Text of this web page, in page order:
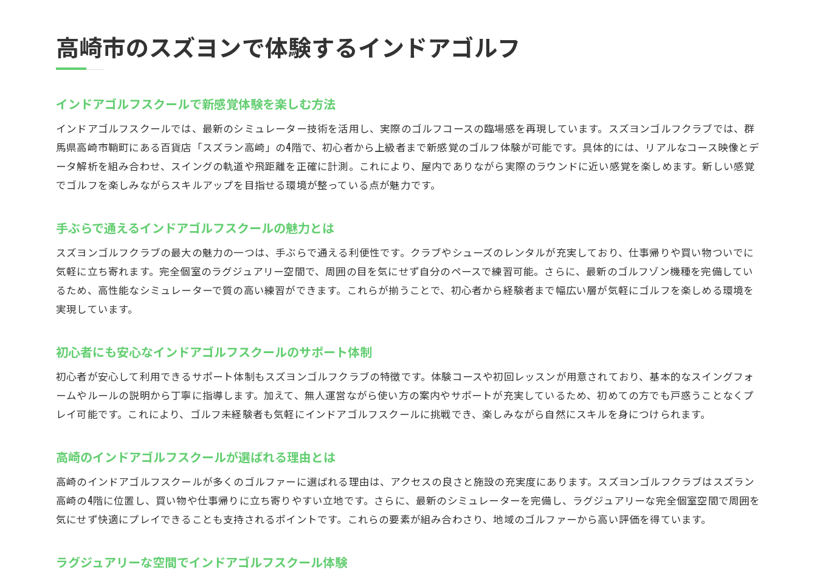
スズヨンのインドアゴルフスクールで上達を目指す
群馬県高崎市で最新のシミュレーションゴルフを楽しむ
群馬で話題のインドアゴルフスクールの特徴を解説
高崎市で人気のインドアゴルフスクールの体験談
シミュレーションゴルフで広がるインドアゴルフスクールの可能性
快適な空間で学ぶインドアゴルフスクールの魅力
完全個室で楽しむインドアゴルフスクールの贅沢体験
ラグジュアリー空間が魅力のインドアゴルフスクール
快適設備で充実したインドアゴルフスクール体験
落ち着いた雰囲気の中でインドアゴルフスクールレッスン
初心者も安心！スズヨンゴルフクラブでインドアゴルフ
インドアゴルフスクール初心者向けレッスンの流れ
プロが指導するインドアゴルフスクールで安心デビュー
未経験からはじめるインドアゴルフスクール体験談
緊張せず通えるインドアゴルフスクールの雰囲気とは
初心者が伸びるインドアゴルフスクールの工夫
群馬のインドアゴルフスクールを探すならスズヨン
群馬で選ばれるインドアゴルフスクールの特徴
インドアゴルフスクールで身につくスキルと楽しさ
高崎市のスズヨンで体験するインドアゴルフ
インドアゴルフスクールで新感覚体験を楽しむ方法
インドアゴルフスクールでは、最新のシミュレーター技術を活用し、実際のゴルフコースの臨場感を再現しています。スズヨンゴルフクラブでは、群
馬県高崎市鞘町にある百貨店「スズラン高崎」の4階で、初心者から上級者まで新感覚のゴルフ体験が可能です。具体的には、リアルなコース映像とデ
ータ解析を組み合わせ、スイングの軌道や飛距離を正確に計測。これにより、屋内でありながら実際のラウンドに近い感覚を楽しめます。新しい感覚
でゴルフを楽しみながらスキルアップを目指せる環境が整っている点が魅力です。
手ぶらで通えるインドアゴルフスクールの魅力とは
スズヨンゴルフクラブの最大の魅力の一つは、手ぶらで通える利便性です。クラブやシューズのレンタルが充実しており、仕事帰りや買い物ついでに
気軽に立ち寄れます。完全個室のラグジュアリー空間で、周囲の目を気にせず自分のペースで練習可能。さらに、最新のゴルフゾン機種を完備してい
るため、高性能なシミュレーターで質の高い練習ができます。これらが揃うことで、初心者から経験者まで幅広い層が気軽にゴルフを楽しめる環境を
実現しています。
初心者にも安心なインドアゴルフスクールのサポート体制
初心者が安心して利用できるサポート体制もスズヨンゴルフクラブの特徴です。体験コースや初回レッスンが用意されており、基本的なスイングフォ
ームやルールの説明から丁寧に指導します。加えて、無人運営ながら使い方の案内やサポートが充実しているため、初めての方でも戸惑うことなくプ
レイ可能です。これにより、ゴルフ未経験者も気軽にインドアゴルフスクールに挑戦でき、楽しみながら自然にスキルを身につけられます。
高崎のインドアゴルフスクールが選ばれる理由とは
高崎のインドアゴルフスクールが多くのゴルファーに選ばれる理由は、アクセスの良さと施設の充実度にあります。スズヨンゴルフクラブはスズラン
高崎の4階に位置し、買い物や仕事帰りに立ち寄りやすい立地です。さらに、最新のシミュレーターを完備し、ラグジュアリーな完全個室空間で周囲を
気にせず快適にプレイできることも支持されるポイントです。これらの要素が組み合わさり、地域のゴルファーから高い評価を得ています。
ラグジュアリーな空間でインドアゴルフスクール体験